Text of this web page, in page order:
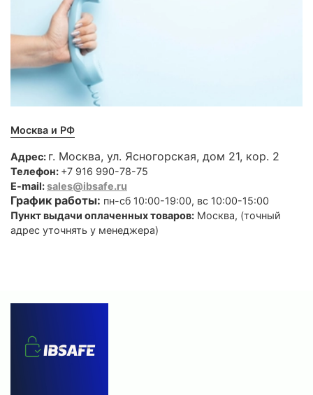
Москва и РФ
Адрес: г. Москва, ул. Ясногорская, дом 21, кор. 2
Телефон: +7 916 990-78-75
E-mail:sales@ibsafe.ru
График работы: пн-сб 10:00-19:00, вс 10:00-15:00
Пункт выдачи оплаченных товаров: Москва, (точный
адрес уточнять у менеджера)